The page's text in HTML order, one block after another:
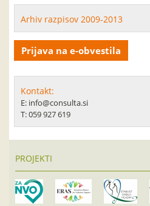
Arhiv razpisov 2009-2013
Prijava na e-obvestila
Kontakt:
E: info@consulta.si
T: 059 927 619
PROJEKTI